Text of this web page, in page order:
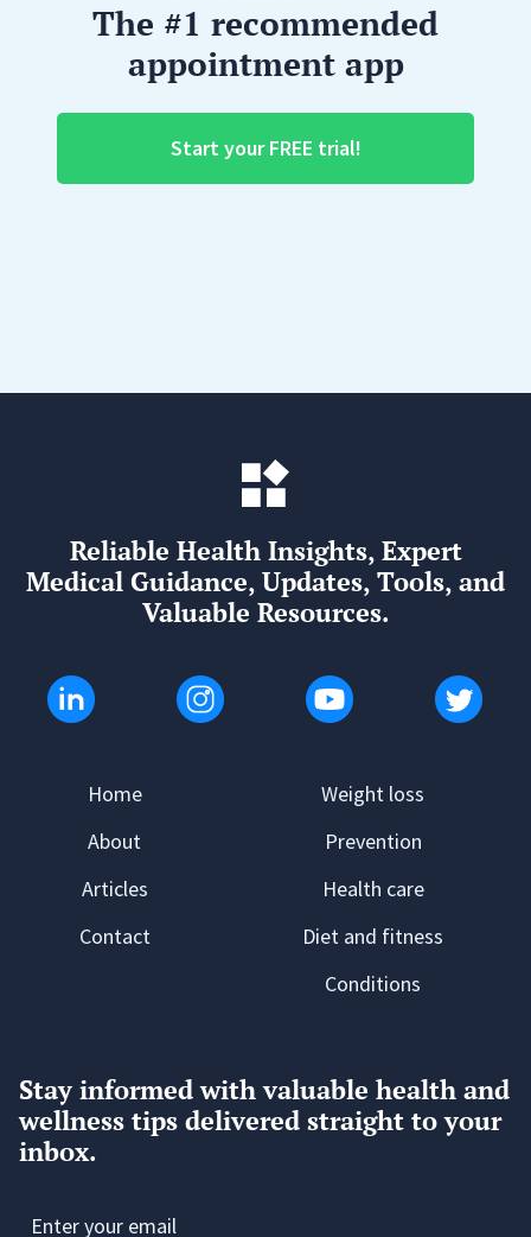
The #1 recommended
appointment app
Start your FREE trial!
Reliable Health Insights, Expert
Medical Guidance, Updates, Tools, and
Valuable Resources.
Home
About
Articles
Contact
Weight loss
Prevention
Health care
Diet and fitness
Conditions
Stay informed with valuable health and
wellness tips delivered straight to your
inbox.